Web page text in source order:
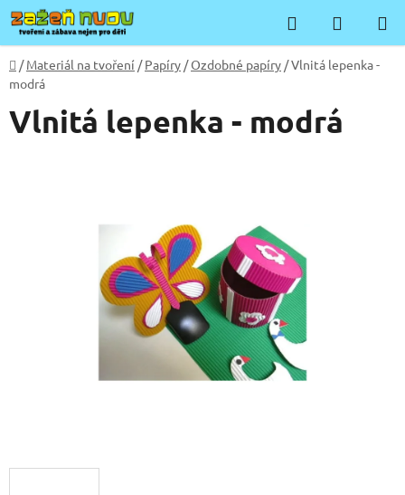
Přejít
na
obsah
Hledat
KOŠÍK
Domů
/ Materiál na tvoření / Papíry /Ozdobné papíry /Vlnitá lepenka -
modrá
Vlnitá lepenka - modrá